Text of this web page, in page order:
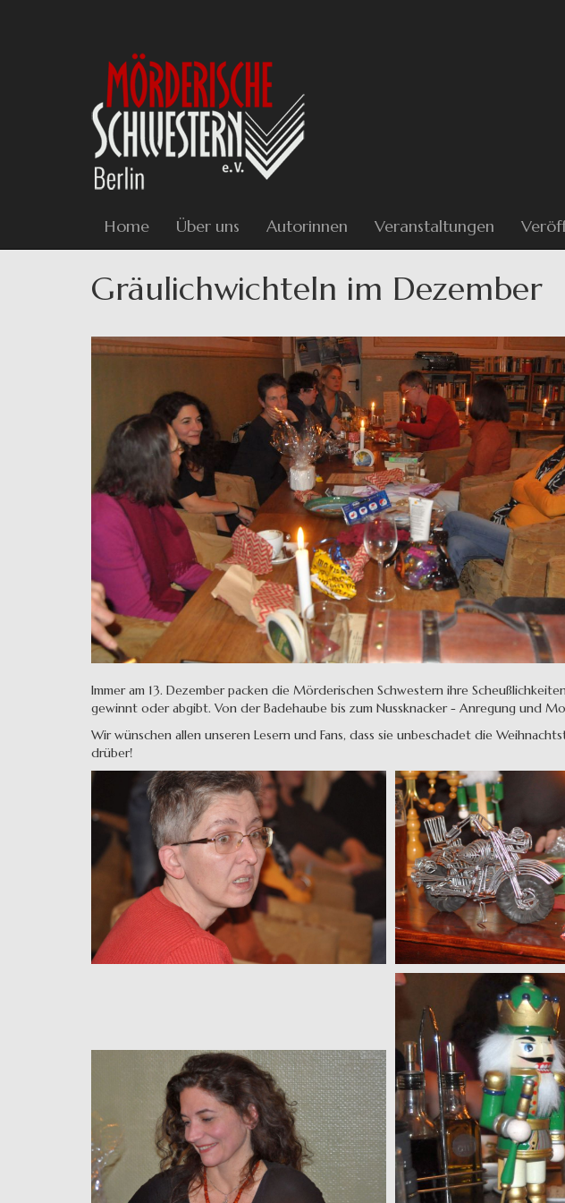
Home Über uns Autorinnen Veranstaltungen
Gräulichwichteln im Dezember
Immer am 13. Dezember packen die Mörderischen Schwestern ihre
gewinnt oder abgibt. Von der Badehaube bis zum Nussknacker - Anregung und
Wir wünschen allen unseren Lesern und Fans, dass sie unbeschadet die
drüber!